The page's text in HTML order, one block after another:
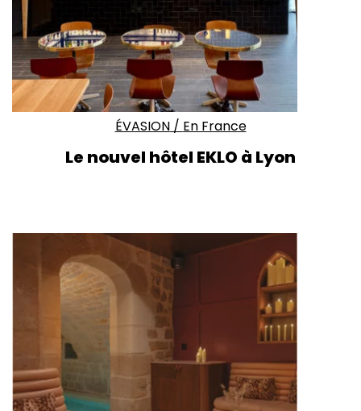
ÉVASION/ En France
Le nouvel hôtel EKLO à Lyon